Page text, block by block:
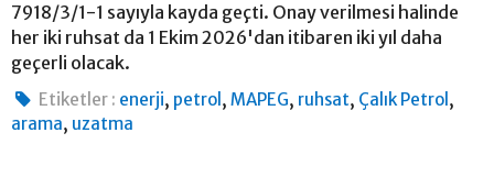
7918/3/1-1 sayıyla kayda geçti. Onay verilmesi halinde
her iki ruhsat da 1 Ekim 2026'dan itibaren iki yıl daha
geçerli olacak.
Etiketler : enerji, petrol ,MAPEG, ruhsat, Çalık Petrol ,
arama, uzatma